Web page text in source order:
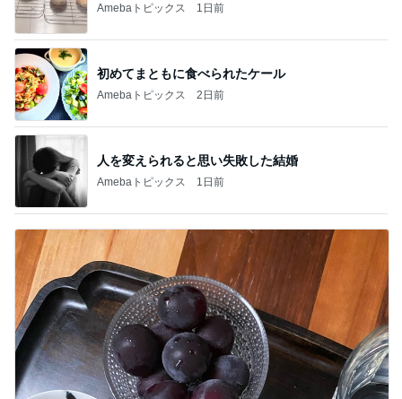
Amebaトピックス 1日前
初めてまともに食べられたケール
Amebaトピックス 2日前
人を変えられると思い失敗した結婚
Amebaトピックス 1日前